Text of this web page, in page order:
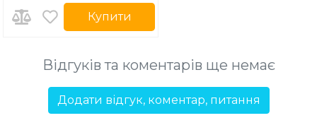
Купити
Відгуків та коментарів ще немає
Додати відгук, коментар, питання